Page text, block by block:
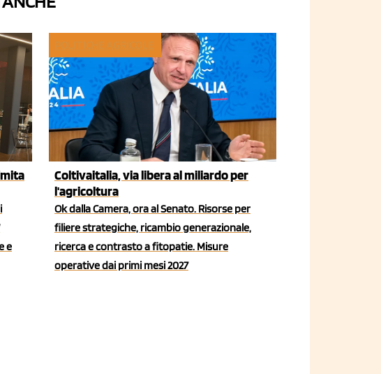
e
Coltivaitalia, via libera al miliardo per
l'agricoltura
Ok dalla Camera, ora al Senato. Risorse per
filiere strategiche, ricambio generazionale,
ricerca e contrasto a fitopatie. Misure
operative dai primi mesi 2027